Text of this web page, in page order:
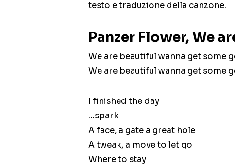
testo e traduzione della canzone.
Panzer Flower, We
We are beautiful wanna get some
We are beautiful wanna get some
I finished the day
…spark
A face, a gate a great hole
A tweak, a move to let go
Where to stay